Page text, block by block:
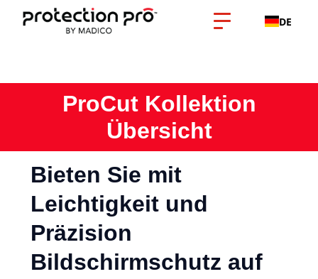
DE
ProCut Kollektion
Übersicht
Bieten Sie mit
Leichtigkeit und
Präzision
Bildschirmschutz auf